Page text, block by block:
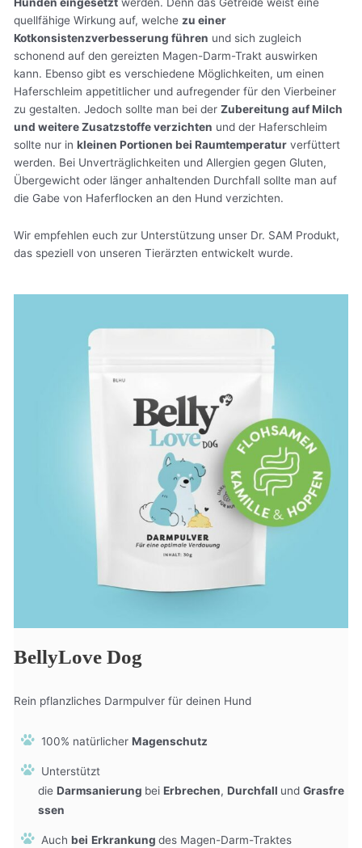
quellfähige Wirkung auf, welche zu einer
Kotkonsistenzverbesserung führen und sich zugleich
schonend auf den gereizten Magen-Darm-Trakt auswirken
kann. Ebenso gibt es verschiedene Möglichkeiten, um einen
Haferschleim appetitlicher und aufregender für den Vierbeiner
zu gestalten. Jedoch sollte man bei derZubereitung auf Milch
und weitere Zusatzstoffe verzichten und der Haferschleim
sollte nur inkleinen Portionen bei Raumtemperatur verfüttert
werden. Bei Unverträglichkeiten und Allergien gegen Gluten,
Übergewicht oder länger anhaltenden Durchfall sollte man auf
die Gabe von Haferflocken an den Hund verzichten.
Wir empfehlen euch zur Unterstützung unser Dr. SAM Produkt,
das speziell von unseren Tierärzten entwickelt wurde.
BellyLove Dog
Rein pflanzliches Darmpulver für deinen Hund
100% natürlicherMagenschutz
Unterstützt
dieDarmsanierung beiErbrechen,Durchfall undGrasfre
ssen
Auchbei Erkrankungdes Magen-Darm-Traktes